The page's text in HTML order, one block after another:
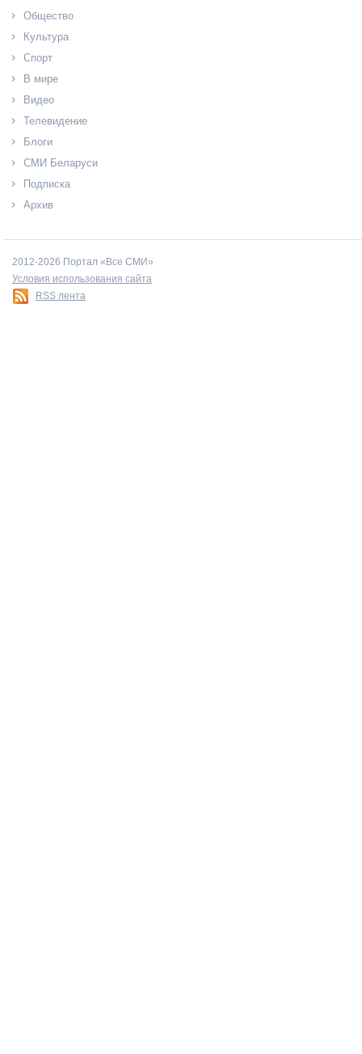
Общество
Культура
Спорт
В мире
Видео
Телевидение
Блоги
СМИ Беларуси
Подписка
Архив
2012-2026 Портал «Все СМИ»
Условия использования сайта
RSS лента